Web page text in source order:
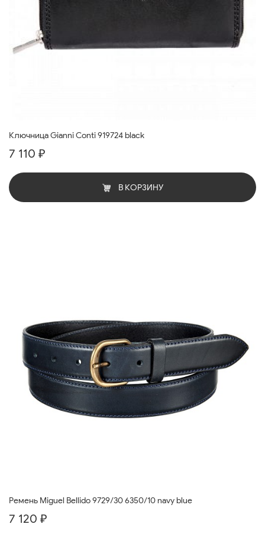
Ключница Gianni Conti 919724 black
7 110 ₽
В КОРЗИНУ
Ремень Miguel Bellido 9729/30 6350/10 navy blue
7 120 ₽